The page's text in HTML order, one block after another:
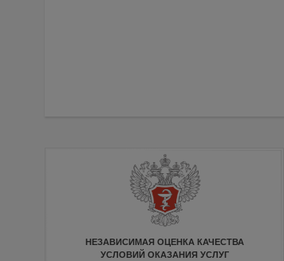
НЕЗАВИСИМАЯ ОЦЕНКА КАЧЕСТВА
УСЛОВИЙ ОКАЗАНИЯ УСЛУГ